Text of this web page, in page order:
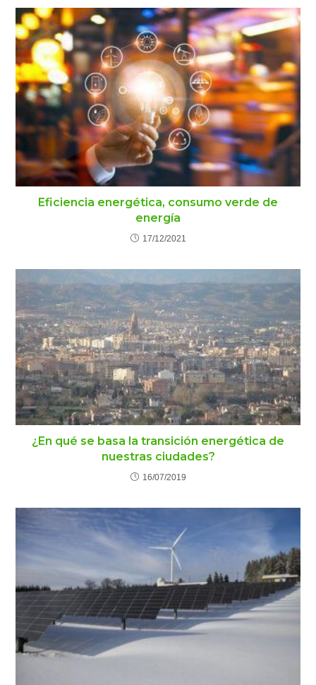
Eficiencia energética, consumo verde de
energía
17/12/2021
¿En qué se basa la transición energética de
nuestras ciudades?
16/07/2019